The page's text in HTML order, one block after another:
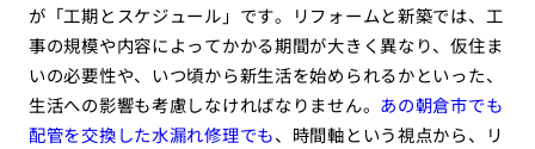
が「工期とスケジュール」です。リフォームと新築では、工
事の規模や内容によってかかる期間が大きく異なり、仮住ま
いの必要性や、いつ頃から新生活を始められるかといった、
生活への影響も考慮しなければなりません。 あの朝倉市でも
配管を交換した水漏れ修理でも、時間軸という視点から、リ